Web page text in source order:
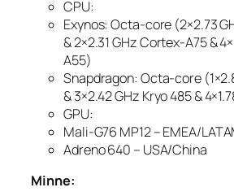
CPU:
Exynos: Octa-core (2×2.73
& 2×2.31 GHz Cortex-A75 &
A55)
Snapdragon: Octa-core
& 3×2.42 GHz Kryo 485 &
GPU:
Mali-G76 MP12 – EMEA/
Adreno 640 – USA/China
Minne: